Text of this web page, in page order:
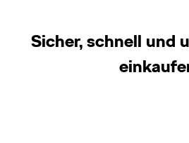
Sicher, schnell und